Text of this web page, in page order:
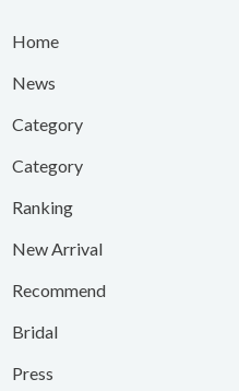
Home
News
Category
Category
Ranking
New Arrival
Recommend
Bridal
Press